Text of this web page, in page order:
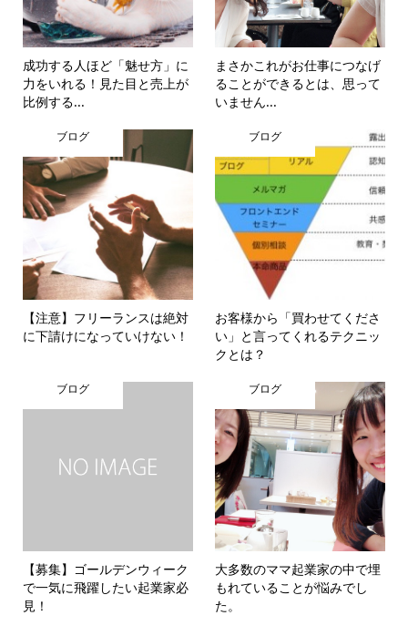
成功する人ほど「魅せ方」に
力をいれる！見た目と売上が
比例する...
まさかこれがお仕事につなげ
ることができるとは、思って
いません...
ブログ
【注意】フリーランスは絶対
に下請けになっていけない！
ブログ
お客様から「買わせてくださ
い」と言ってくれるテクニッ
クとは？
ブログ
【募集】ゴールデンウィーク
で一気に飛躍したい起業家必
見！
ブログ
大多数のママ起業家の中で埋
もれていることが悩みでし
た。